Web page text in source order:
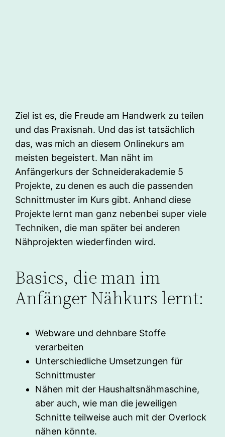
Ziel ist es, die Freude am Handwerk zu teilen
und das Praxisnah. Und das ist tatsächlich
das, was mich an diesem Onlinekurs am
meisten begeistert. Man näht im
Anfängerkurs der Schneiderakademie 5
Projekte, zu denen es auch die passenden
Schnittmuster im Kurs gibt. Anhand diese
Projekte lernt man ganz nebenbei super viele
Techniken, die man später bei anderen
Nähprojekten wiederfinden wird.
Basics, die man im
Anfänger Nähkurs lernt:
Webware und dehnbare Stoffe
verarbeiten
Unterschiedliche Umsetzungen für
Schnittmuster
Nähen mit der Haushaltsnähmaschine,
aber auch, wie man die jeweiligen
Schnitte teilweise auch mit der Overlock
nähen könnte.